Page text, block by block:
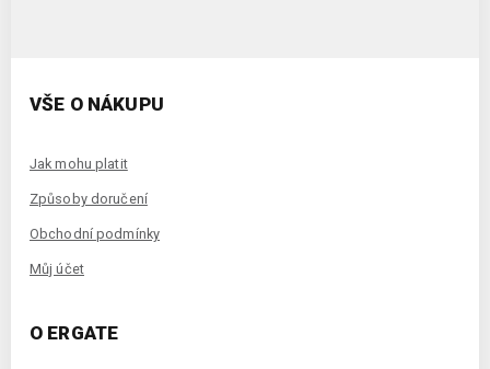
VŠE O NÁKUPU
Jak mohu platit
Způsoby doručení
Obchodní podmínky
Můj účet
O ERGATE